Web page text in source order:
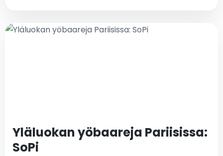
Yläluokan yöbaareja Pariisissa:
SoPi